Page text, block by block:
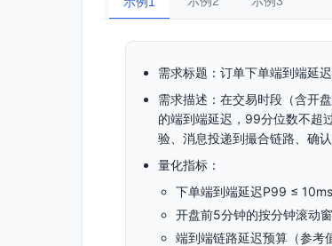
需求标题：订单下单端到端延
需求描述：在交易时段（含开
的端到端延迟，99分位数不超
验、消息投递到撮合链路、确认
量化指标：
下单端到端延迟P99 ≤
开盘前5分钟的按分钟滚动
端到端链路延迟预算（参考